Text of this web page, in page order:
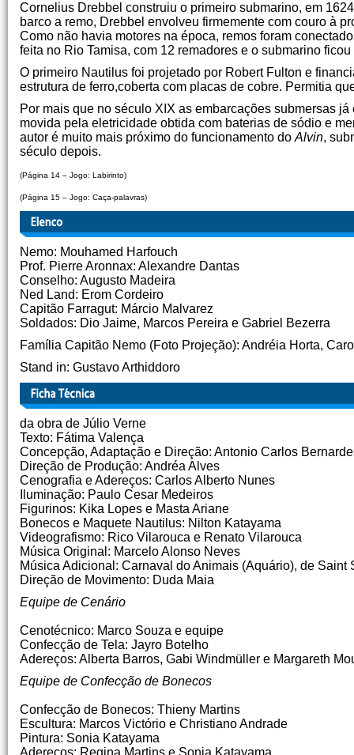
Cornelius Drebbel construiu o primeiro submarino, em
barco a remo, Drebbel envolveu firmemente com couro à
Como não havia motores na época, remos foram
feita no Rio Tamisa, com 12 remadores e o submarino
O primeiro Nautilus foi projetado por Robert Fulton e
estrutura de ferro,coberta com placas de cobre. Permitia
Por mais que no século XIX as embarcações submersas
movida pela eletricidade obtida com baterias de sódio e
autor é muito mais próximo do funcionamento do Alvin,
século depois.
(Página 14 – Jogo: Labirinto)
(Página 15 – Jogo: Caça-palavras)
Nemo: Mouhamed Harfouch
Prof. Pierre Aronnax: Alexandre Dantas
Conselho: Augusto Madeira
Ned Land: Erom Cordeiro
Capitão Farragut: Márcio Malvarez
Soldados: Dio Jaime, Marcos Pereira e Gabriel Bezerra
Família Capitão Nemo (Foto Projeção): Andréia Horta,
Stand in: Gustavo Arthiddoro
da obra de Júlio Verne
Texto: Fátima Valença
Concepção, Adaptação e Direção: Antonio Carlos
Direção de Produção: Andréa Alves
Cenografia e Adereços: Carlos Alberto Nunes
Iluminação: Paulo Cesar Medeiros
Figurinos: Kika Lopes e Masta Ariane
Bonecos e Maquete Nautilus: Nilton Katayama
Videografismo: Rico Vilarouca e Renato Vilarouca
Música Original: Marcelo Alonso Neves
Música Adicional: Carnaval do Animais (Aquário), de Saint
Direção de Movimento: Duda Maia
Equipe de Cenário
Cenotécnico: Marco Souza e equipe
Confecção de Tela: Jayro Botelho
Adereços: Alberta Barros, Gabi Windmüller e Margareth
Equipe de Confecção de Bonecos
Confecção de Bonecos: Thieny Martins
Escultura: Marcos Victório e Christiano Andrade
Pintura: Sonia Katayama